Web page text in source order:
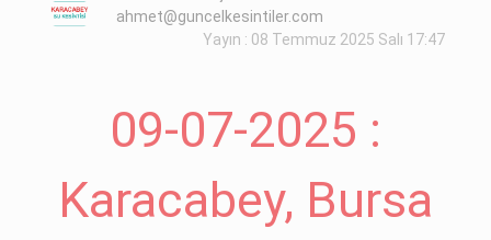
ahmet@guncelkesintiler.com
Yayın : 08 Temmuz 2025 Salı 17:47
09-07-2025 :
Karacabey, Bursa